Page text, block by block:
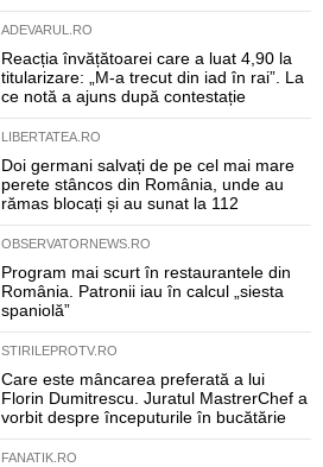
ADEVARUL.RO
Reacția învățătoarei care a luat 4,90 la
titularizare: „M-a trecut din iad în rai”. La
ce notă a ajuns după contestație
LIBERTATEA.RO
Doi germani salvați de pe cel mai mare
perete stâncos din România, unde au
rămas blocați și au sunat la 112
OBSERVATORNEWS.RO
Program mai scurt în restaurantele din
România. Patronii iau în calcul „siesta
spaniolă”
STIRILEPROTV.RO
Care este mâncarea preferată a lui
Florin Dumitrescu. Juratul MastrerChef a
vorbit despre începuturile în bucătărie
FANATIK.RO